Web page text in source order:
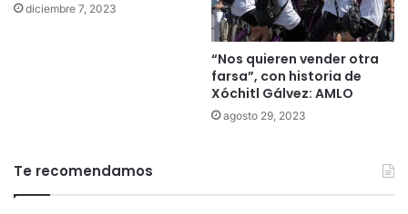
diciembre 7, 2023
“Nos quieren vender otra
farsa”, con historia de
Xóchitl Gálvez: AMLO
agosto 29, 2023
Te recomendamos